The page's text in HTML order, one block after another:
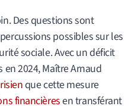
Des questions sont
possibles sur les
sociale. Avec un déficit
en 2024, Maître Arnaud
que cette mesure
financièresen transférant